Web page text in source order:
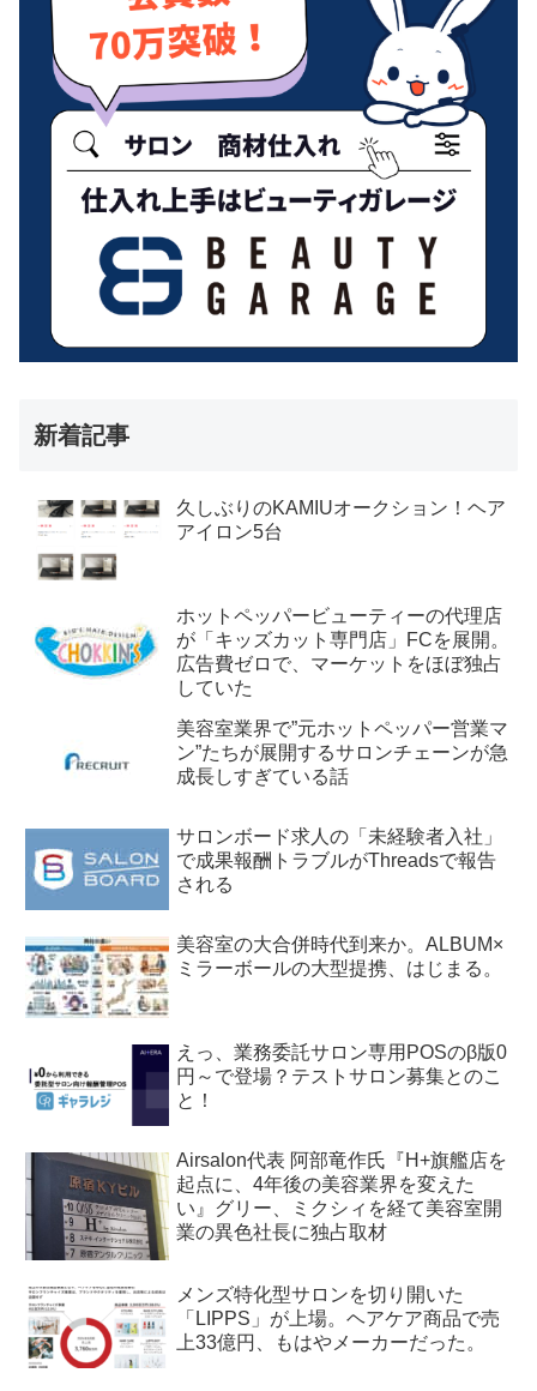
新着記事
久しぶりのKAMIUオークション！ヘア
アイロン5台
ホットペッパービューティーの代理店
が「キッズカット専門店」FCを展開。
広告費ゼロで、マーケットをほぼ独占
していた
美容室業界で”元ホットペッパー営業マ
ン”たちが展開するサロンチェーンが急
成長しすぎている話
サロンボード求人の「未経験者入社」
で成果報酬トラブルがThreadsで報告
される
美容室の大合併時代到来か。ALBUM×
ミラーボールの大型提携、はじまる。
えっ、業務委託サロン専用POSのβ版0
円～で登場？テストサロン募集とのこ
と！
Airsalon代表 阿部竜作氏『H+旗艦店を
起点に、4年後の美容業界を変えた
い』グリー、ミクシィを経て美容室開
業の異色社長に独占取材
メンズ特化型サロンを切り開いた
「LIPPS」が上場。ヘアケア商品で売
上33億円、もはやメーカーだった。